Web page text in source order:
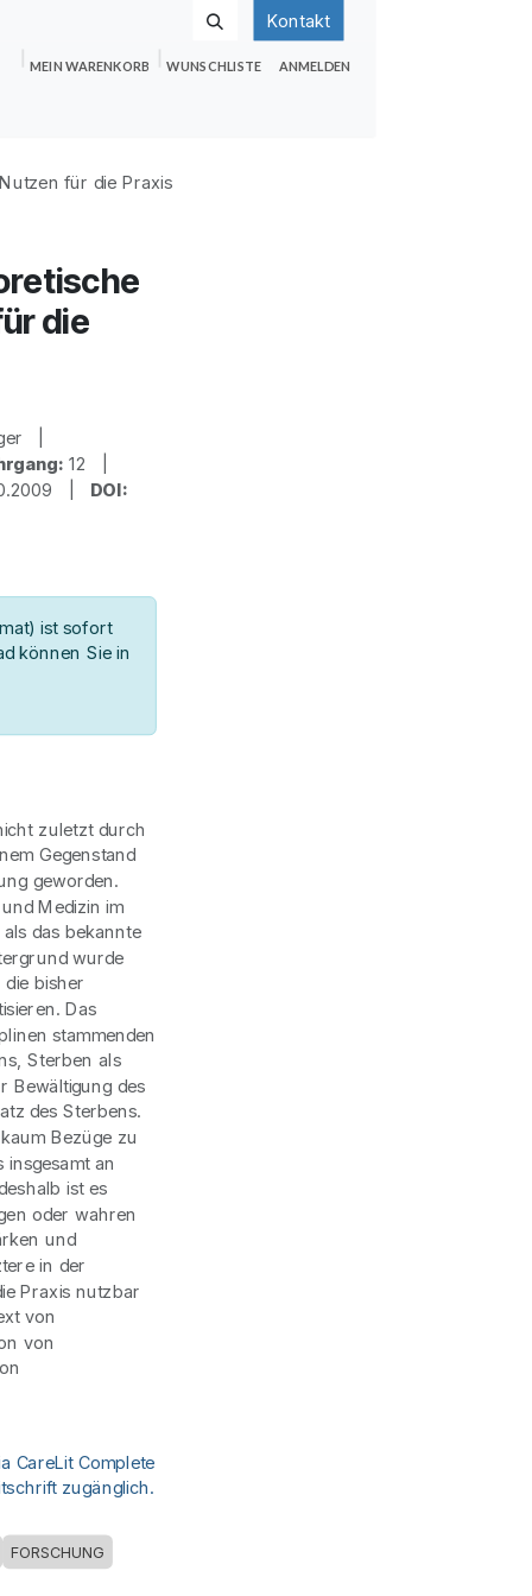
Kontakt
MEIN WARENKORB WUNSCHLISTE ANMELDEN
für die Praxis
die
|
12 |
| DOI:
ist sofort
können Sie in
zuletzt durch
Gegenstand
geworden.
Medizin im
das bekannte
wurde
bisher
Das
stammenden
Sterben als
Bewältigung des
des Sterbens.
Bezüge zu
an
ist es
oder wahren
und
in der
Praxis nutzbar
von
von
CareLit Complete
zugänglich.
FORSCHUNG